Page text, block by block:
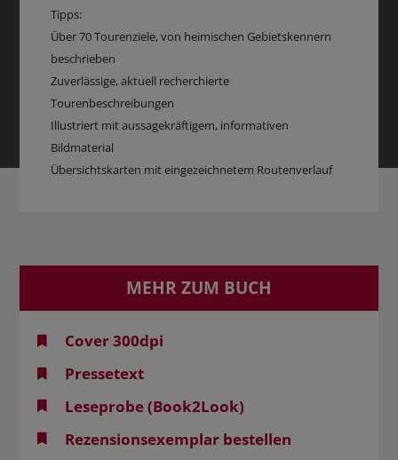
Tipps:
Über 70 Tourenziele, von heimischen Gebietskennern
beschrieben
Zuverlässige, aktuell recherchierte
Tourenbeschreibungen
Illustriert mit aussagekräftigem, informativen
Bildmaterial
Übersichtskarten mit eingezeichnetem Routenverlauf
MEHR ZUM BUCH
Cover 300dpi
Pressetext
Leseprobe (Book2Look)
Rezensionsexemplar bestellen